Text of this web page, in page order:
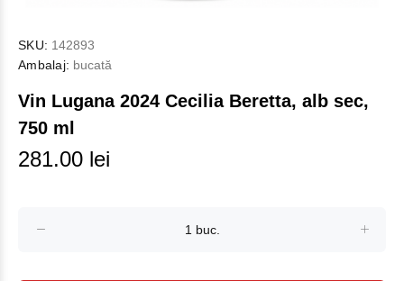
SKU: 142893
Ambalaj: bucată
Vin Lugana 2024 Cecilia Beretta, alb sec,
750 ml
281.00 lei